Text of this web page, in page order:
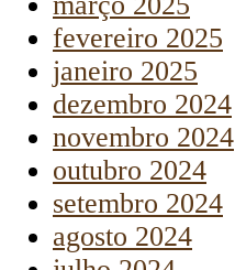
fevereiro 2025
janeiro 2025
dezembro 2024
novembro 2024
outubro 2024
setembro 2024
agosto 2024